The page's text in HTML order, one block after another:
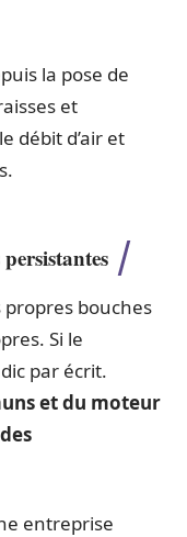
la pose de
et
débit d’air et
bouches
Si le
par écrit.
et du moteur
entreprise